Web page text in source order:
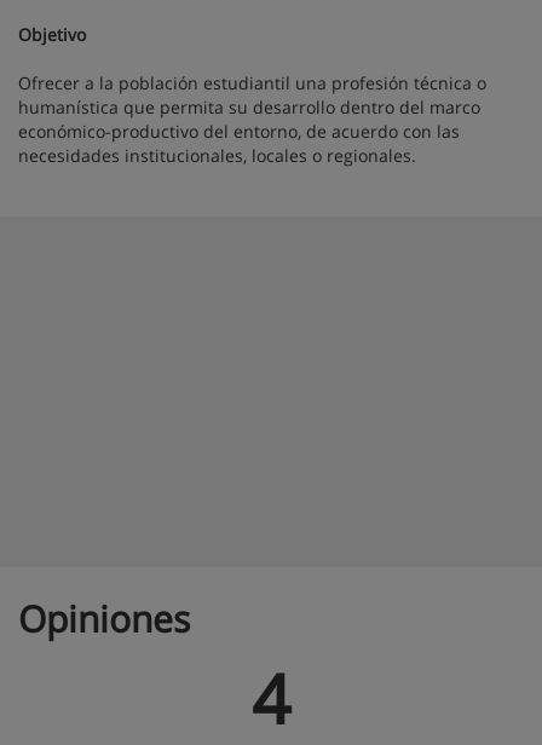
Objetivo
Ofrecer a la población estudiantil una profesión técnica o
humanística que permita su desarrollo dentro del marco
económico-productivo del entorno, de acuerdo con las
necesidades institucionales, locales o regionales.
Opiniones
4